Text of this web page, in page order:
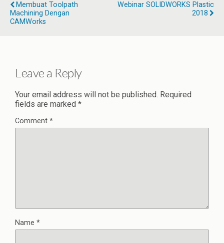
Membuat Toolpath
Machining Dengan
CAMWorks
Webinar SOLIDWORKS Plastic
2018
Leave a Reply
Your email address will not be published. Required
fields are marked *
Comment *
Name *